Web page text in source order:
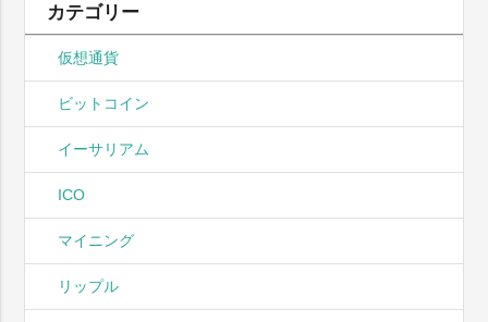
カテゴリー
仮想通貨
ビットコイン
イーサリアム
ICO
マイニング
リップル